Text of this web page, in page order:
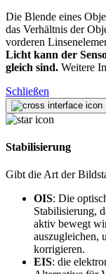
Die Blende eines
das Verhältnis der
vorderen
Licht kann der
gleich sind. Weitere
Schließen
Stabilisierung
Gibt die Art der
OIS: Die
Stabilisierung,
aktiv bewegt
auszugleichen,
korrigieren.
EIS: die